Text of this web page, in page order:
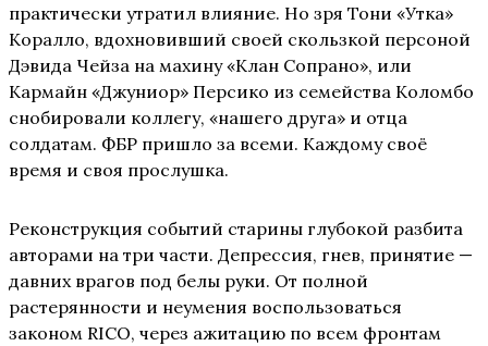
практически утратил влияние. Но зря Тони «Утка»
Коралло, вдохновивший своей скользкой персоной
Дэвида Чейза на махину «Клан Сопрано», или
Кармайн «Джуниор» Персико из семейства Коломбо
снобировали коллегу, «нашего друга» и отца
солдатам. ФБР пришло за всеми. Каждому своё
время и своя прослушка.
Реконструкция событий старины глубокой разбита
авторами на три части. Депрессия, гнев, принятие —
давних врагов под белы руки. От полной
растерянности и неумения воспользоваться
законом RICO, через ажитацию по всем фронтам